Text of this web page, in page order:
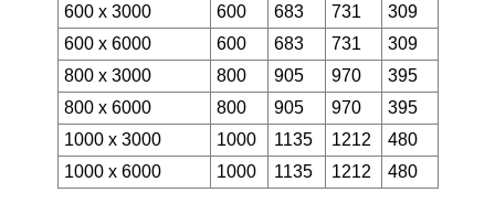
600 x 3000
600 683 731
309
600 x 6000
600 683 731
309
800 x 3000
800 905 970
395
800 x 6000
800 905 970
395
1000 x 3000
1000 1135 1212
480
1000 x 6000
1000 1135 1212 480